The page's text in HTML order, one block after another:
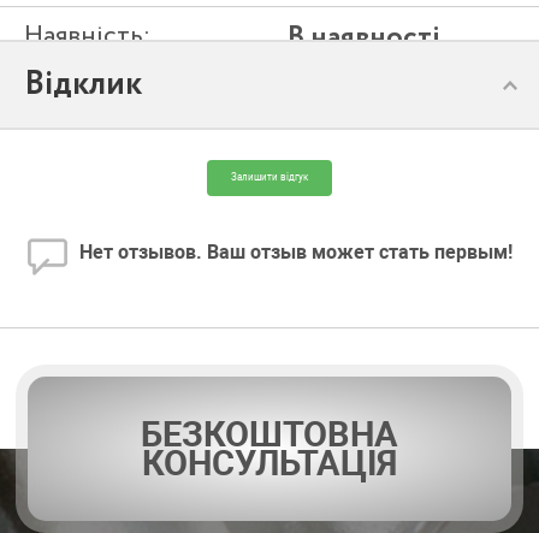
Наявність: В наявності
Модель:
Відклик
Залишити відгук
Нет отзывов. Ваш отзыв может стать первым!
БЕЗКОШТОВНА
КОНСУЛЬТАЦІЯ